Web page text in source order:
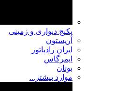
پکیج دیواری و زمینی
آریستون
ایران رادیاتور
ایمرگاس
بوتان
موارد بیشتر...